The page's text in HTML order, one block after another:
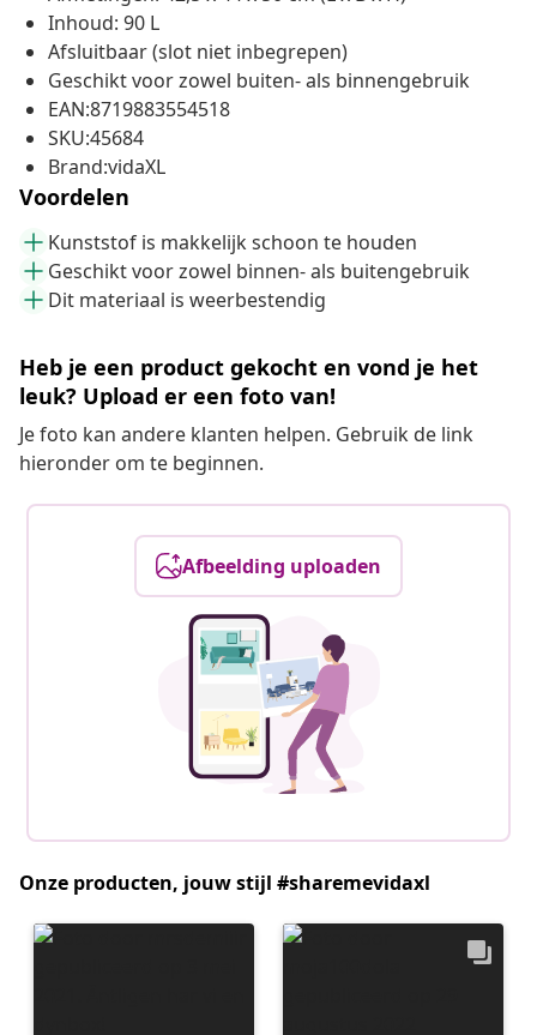
Inhoud: 90 L
Afsluitbaar (slot niet inbegrepen)
Geschikt voor zowel buiten- als binnengebruik
EAN:8719883554518
SKU:45684
Brand:vidaXL
Voordelen
Kunststof is makkelijk schoon te houden
Geschikt voor zowel binnen- als buitengebruik
Dit materiaal is weerbestendig
Heb je een product gekocht en vond je het
leuk? Upload er een foto van!
Je foto kan andere klanten helpen. Gebruik de link
hieronder om te beginnen.
Afbeelding uploaden
Onze producten, jouw stijl #sharemevidaxl